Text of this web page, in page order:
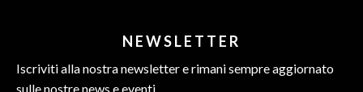
NEWSLETTER
Iscriviti alla nostra newsletter e rimani sempre aggiornato
sulle nostre news e eventi.